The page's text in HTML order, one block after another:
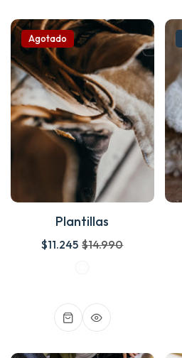
Agotado
Plantillas
$11.245 $14.990